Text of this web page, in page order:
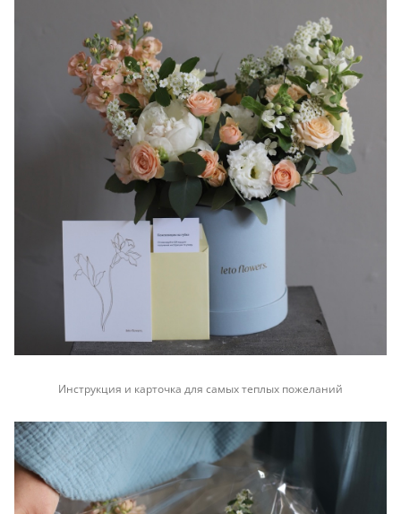
Инструкция и карточка для самых теплых пожеланий